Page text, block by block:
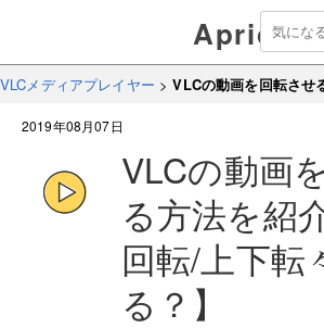
Aprico
VLCメディアプレイヤー >VLCの動画を回転させ
2019年08月07日
VLCの動画
る方法を紹
回転/上下転
る？】